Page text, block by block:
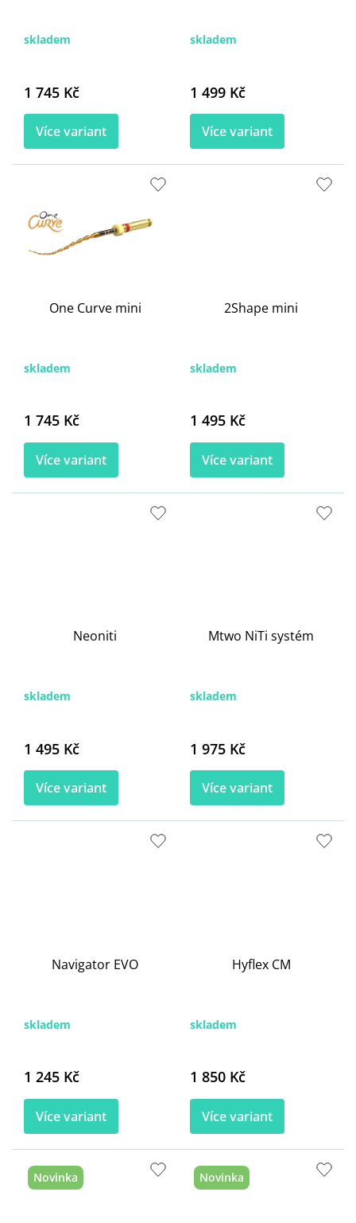
skladem
1 745 Kč
Více variant
skladem
1 499 Kč
Více variant
One Curve mini
skladem
1 745 Kč
Více variant
2Shape mini
skladem
1 495 Kč
Více variant
Neoniti
skladem
1 495 Kč
Více variant
Mtwo NiTi systém
skladem
1 975 Kč
Více variant
Navigator EVO
skladem
1 245 Kč
Více variant
Hyflex CM
skladem
1 850 Kč
Více variant
Novinka Novinka